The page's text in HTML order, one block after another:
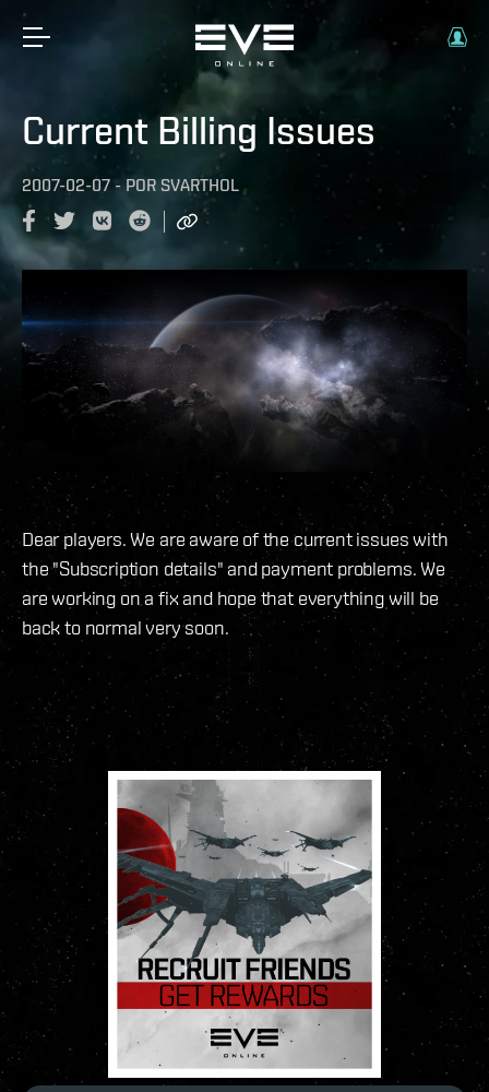
Current Billing Issues
2007-02-07 - POR SVARTHOL
Dear players. We are aware of the current issues with
the "Subscription details" and payment problems. We
are working on a fix and hope that everything will be
back to normal very soon.